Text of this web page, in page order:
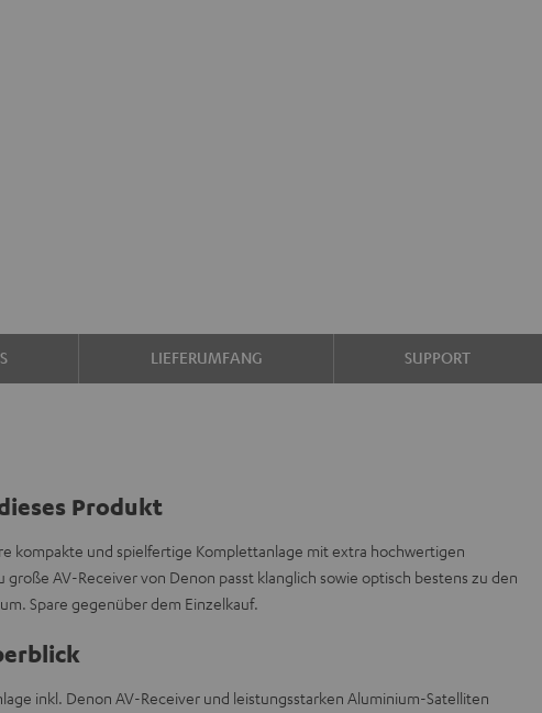
LIEFERUMFANG SUPPORT
Produkt
kompakte und spielfertige Komplettanlage mit extra hochwertigen
AV-Receiver von Denon passt klanglich sowie optisch bestens zu den
Spare gegenüber dem Einzelkauf.
inkl. Denon AV-Receiver und leistungsstarken Aluminium-Satelliten